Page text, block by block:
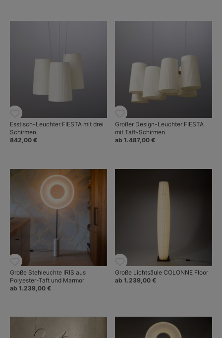
Esstisch-Leuchter FIESTA mit drei
Schirmen
842,00 €
Großer Design-Leuchter FIESTA
mit Taft-Schirmen
ab 1.487,00 €
Große Stehleuchte IRIS aus
Polyester-Taft und Marmor
ab 1.239,00 €
Große Lichtsäule COLONNE Floor
ab 1.239,00 €